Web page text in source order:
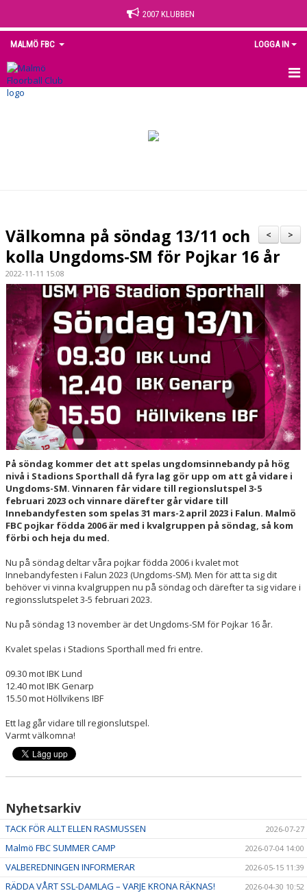
2007 KLUBBEN
MALMÖ FBC LOGGA IN
HEM
MEDLEM
MATCHER
HALL OF FAME
>
<
Välkomna på söndag 13/11 och
kolla Ungdoms-SM för Pojkar 16 år
2022-11-11 15:08
På söndag kommer det att spelas ungdomsinnebandy på hög
nivå i Stadions Sporthall då fyra lag gör upp om att gå vidare i
Ungdoms-SM. Vinnaren får vidare till regionslutspel 3-5
februari 2023 och vinnare därefter går vidare till
Innebandyfesten som spelas 31 mars-2 april 2023 i Falun. Malmö
FBC pojkar födda 2006 är med i kvalgruppen på söndag, så kom
förbi och heja du med.
Nu på söndag deltar våra pojkar födda 2006 i kvalet mot
Innebandyfesten i Falun 2023 (Ungdoms-SM). Men för att ta sig dit
behöver vi vinna kvalgruppen nu på söndag och därefter ta sig vidare i
regionsslutspelet 3-5 februari 2023.
Nu på söndag 13 november är det Ungdoms-SM för Pojkar 16 år.
Kvalet spelas i Stadions Sporthall med fri entre.
09.30 mot IBK Lund
12.40 mot IBK Genarp
15.50 mot Höllvikens IBF
Ett lag går vidare till regionslutspel.
Varmt välkomna!
Nyhetsarkiv
TACK FÖR ALLT ELLEN RASMUSSEN 2026-07-27
Malmö FBC SUMMER CAMP 2026-07-04 14:00
VALBEREDNINGEN INFORMERAR 2026-05-15 11:39
RÄDDA VÅRT SSL-DAMLAG – VARJE KRONA RÄKNAS! 2026-04-30 10:52